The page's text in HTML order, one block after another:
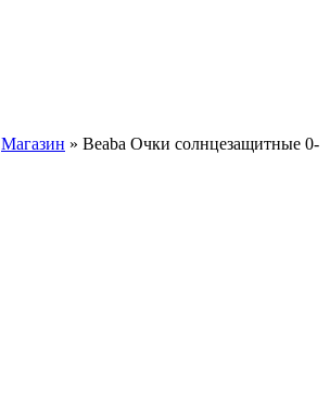
Магазин » Beaba Очки солнцезащитные 0-